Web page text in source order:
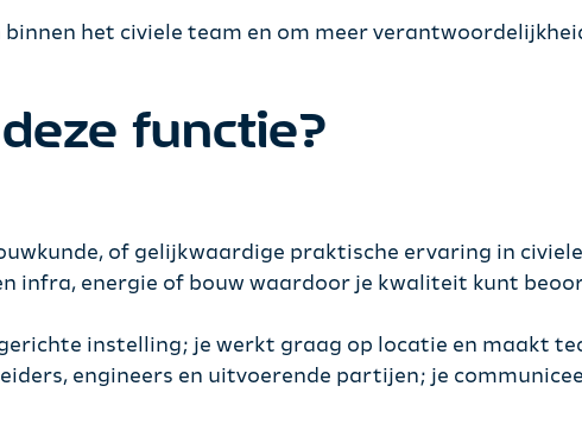
het civiele team en om meer
functie?
of gelijkwaardige praktische ervaring in
infra, energie of bouw waardoor je kwaliteit kunt
instelling; je werkt graag op locatie en maakt
engineers en uitvoerende partijen; je